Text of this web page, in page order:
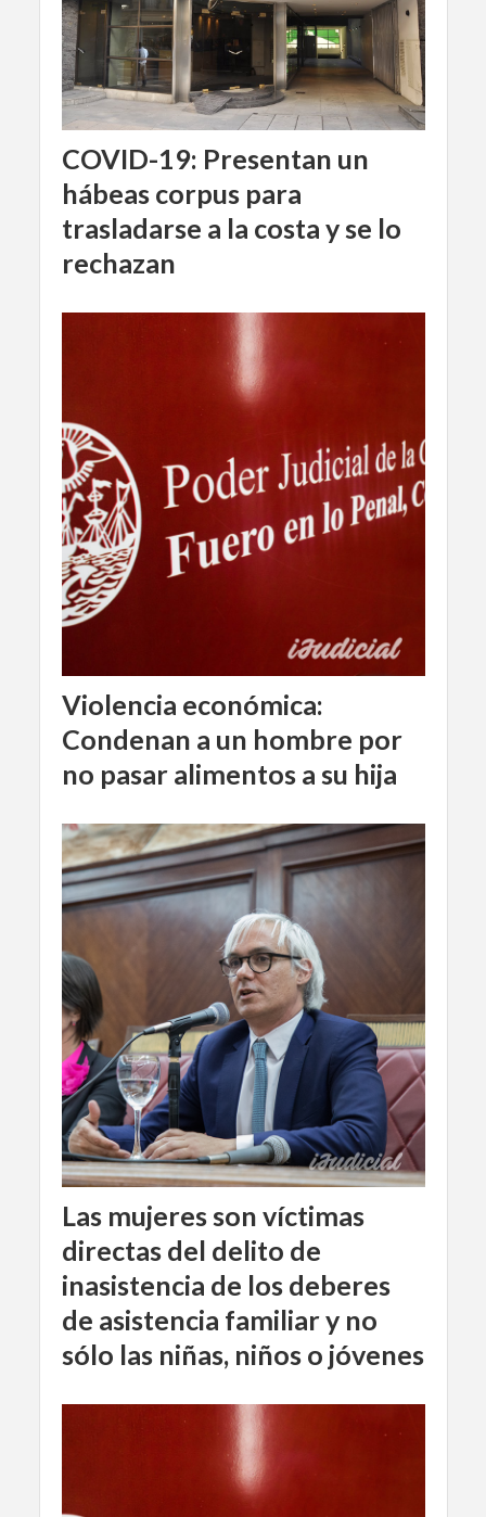
COVID-19: Presentan un
hábeas corpus para
trasladarse a la costa y se lo
rechazan
Violencia económica:
Condenan a un hombre por
no pasar alimentos a su hija
Las mujeres son víctimas
directas del delito de
inasistencia de los deberes
de asistencia familiar y no
sólo las niñas, niños o jóvenes